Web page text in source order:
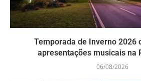
Temporada de Inverno 2026
apresentações musicais na
06/08/2026